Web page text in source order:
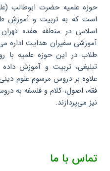
حوزه علمیه حضرت ابوطالب
است که به تربیت و آموزش
اسلامی در منطقه هفده
آموزشی سفیران هدایت اداره
طلاب در این حوزه علمیه با
تبلیغی، تربیت و آموزش
علاوه بر دروس مرسوم علوم
فقه، اصول، کلام و فلسفه به
نیز می‌پردازند.
تماس با ما